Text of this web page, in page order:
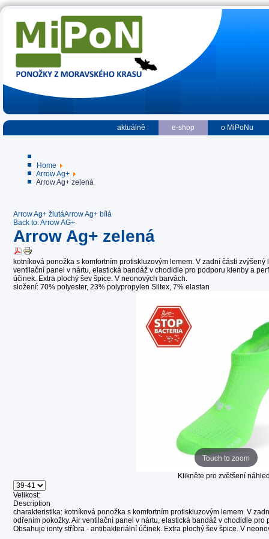
aktuálně e-shop o MiPoNu
Home
Arrow Ag+
Arrow Ag+ zelená
Arrow Ag+ žlutáArrow Ag+ bílá
Back to: Arrow AG+
Arrow Ag+ zelená
kotníková ponožka s komfortním protiskluzovým lemem. V zadní části
ventilační panel v nártu, elastická bandáž v chodidle pro podporu klenby a
účinek. Extra plochý šev špice. V neonových barvách.
složení: 70% polyester, 23% polypropylen Siltex, 7% elastan
Touch to zoom
Klikněte pro zvětšení
Velikost:
Description
charakteristika: kotníková ponožka s komfortním protiskluzovým lemem. V
odřením pokožky. Air ventilační panel v nártu, elastická bandáž v chodidle
Obsahuje ionty stříbra - antibakteriální účinek. Extra plochý šev špice. V